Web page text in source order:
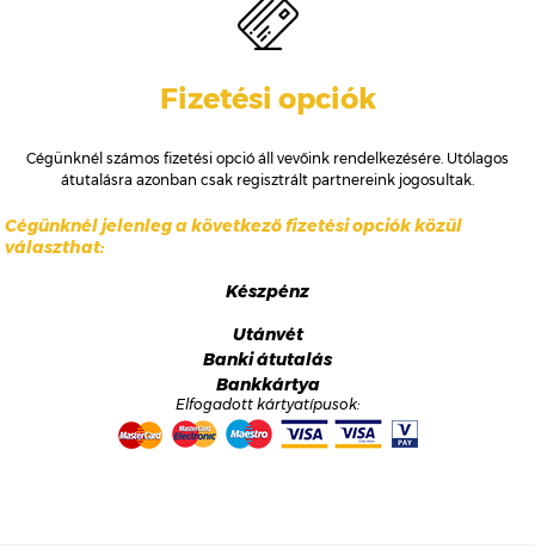
Fizetési opciók
Cégünknél számos fizetési opció áll vevőink rendelkezésére. Utólagos
átutalásra azonban csak regisztrált partnereink jogosultak.
Cégünknél jelenleg a következő fizetési opciók közül
választhat:
Készpénz
Utánvét
Banki átutalás
Bankkártya